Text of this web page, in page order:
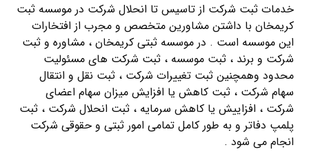
خدمات ثبت شرکت از تاسیس تا انحلال شرکت در موسسه ثبت
کریمخان با داشتن مشاورین متخصص و مجرب از افتخارات
این موسسه است . در موسسه ثبتی کریمخان ، مشاوره و ثبت
شرکت و برند ، ثبت موسسه ، ثبت شرکت های مسئولیت
محدود وهمچنین ثبت تغییرات شرکت ، ثبت نقل و انتقال
سهام شرکت ، ثبت کاهش یا افزایش میزان سهام اعضای
شرکت ، افزاییش یا کاهش سرمایه ، ثبت انحلال شرکت ، ثبت
پلمپ دفاتر و به طور کامل تمامی امور ثبتی و حقوقی شرکت
انجام می شود .